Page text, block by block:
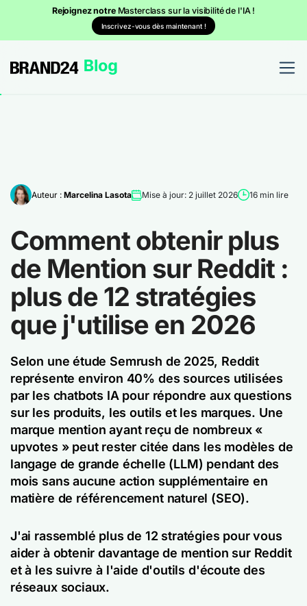
Rejoignez notre Masterclass sur la visibilité de l'IA !
Inscrivez-vous dès maintenant !
Auteur : Marcelina Lasota Mise à jour: 2 juillet 2026 16 min lire
Comment obtenir plus
de Mention sur Reddit :
plus de 12 stratégies
que j'utilise en 2026
Selon une étude Semrush de 2025, Reddit
représente environ 40% des sources utilisées
par les chatbots IA pour répondre aux questions
sur les produits, les outils et les marques. Une
marque mention ayant reçu de nombreux «
upvotes » peut rester citée dans les modèles de
langage de grande échelle (LLM) pendant des
mois sans aucune action supplémentaire en
matière de référencement naturel (SEO).
J'ai rassemblé plus de 12 stratégies pour vous
aider à obtenir davantage de mention sur Reddit
et à les suivre à l'aide d'outils d'écoute des
réseaux sociaux.